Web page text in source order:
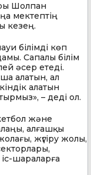
Шолпан
мектептің
кезең.
білімді көп
Сапалы білім
әсер етеді.
алатын, ал
алатын
– деді ол.
және
алғашқы
жүгіру жолы,
шараларға